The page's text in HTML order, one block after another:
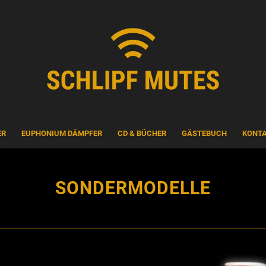
EUPHONIUM DÄMPFER CD & BÜCHER GÄSTEBUCH
SONDERMODELLE